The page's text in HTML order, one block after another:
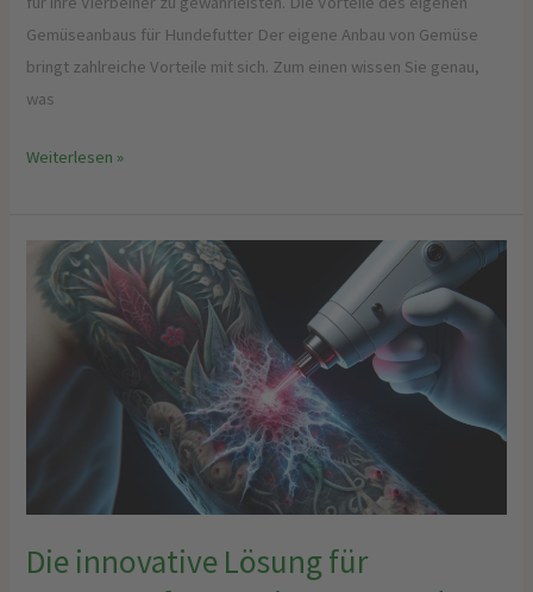
Gemüseanbaus für Hundefutter Der eigene Anbau von Gemüse
bringt zahlreiche Vorteile mit sich. Zum einen wissen Sie genau,
was
Weiterlesen »
Die innovative Lösung für
innovative
Lösung
Schmerzfreie
und
Laserbehandlungen